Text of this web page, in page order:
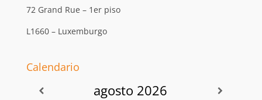
72 Grand Rue – 1er piso
L1660 – Luxemburgo
Calendario
agosto 2026